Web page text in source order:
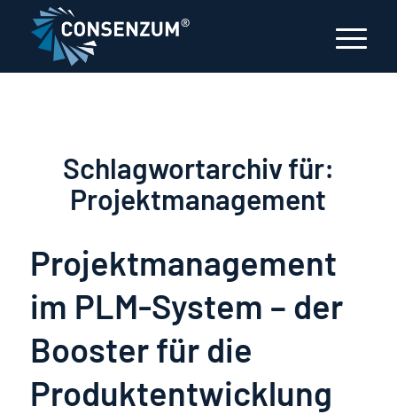
Schlagwortarchiv für:
Projektmanagement
Projektmanagement
im PLM-System – der
Booster für die
Produktentwicklung